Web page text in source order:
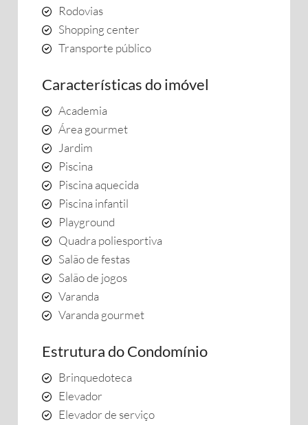
Rodovias
Shopping center
Transporte público
Características do imóvel
Academia
Área gourmet
Jardim
Piscina
Piscina aquecida
Piscina infantil
Playground
Quadra poliesportiva
Salão de festas
Salão de jogos
Varanda
Varanda gourmet
Estrutura do Condomínio
Brinquedoteca
Elevador
Elevador de serviço